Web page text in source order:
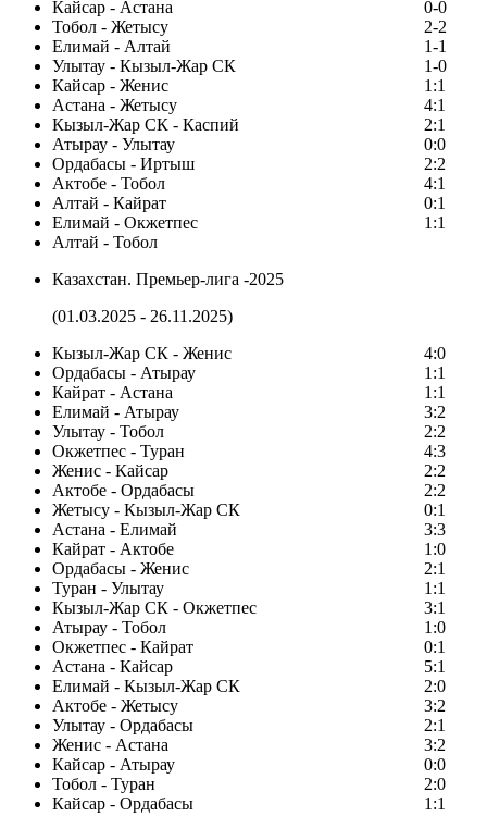
Кайсар - Астана
0-0
Тобол - Жетысу
2-2
Елимай - Алтай
1-1
Улытау - Кызыл-Жар СК
1-0
Кайсар - Женис
1:1
Астана - Жетысу
4:1
Кызыл-Жар СК - Каспий
2:1
Атырау - Улытау
0:0
Ордабасы - Иртыш
2:2
Актобе - Тобол
4:1
Алтай - Кайрат
0:1
Елимай - Окжетпес
1:1
Алтай - Тобол
Казахстан. Премьер-лига -2025
(01.03.2025 - 26.11.2025)
Кызыл-Жар СК - Женис
4:0
Ордабасы - Атырау
1:1
Кайрат - Астана
1:1
Елимай - Атырау
3:2
Улытау - Тобол
2:2
Окжетпес - Туран
4:3
Женис - Кайсар
2:2
Актобе - Ордабасы
2:2
Жетысу - Кызыл-Жар СК
0:1
Астана - Елимай
3:3
Кайрат - Актобе
1:0
Ордабасы - Женис
2:1
Туран - Улытау
1:1
Кызыл-Жар СК - Окжетпес
3:1
Атырау - Тобол
1:0
Окжетпес - Кайрат
0:1
Астана - Кайсар
5:1
Елимай - Кызыл-Жар СК
2:0
Актобе - Жетысу
3:2
Улытау - Ордабасы
2:1
Женис - Астана
3:2
Кайсар - Атырау
0:0
Тобол - Туран
2:0
Кайсар - Ордабасы
1:1